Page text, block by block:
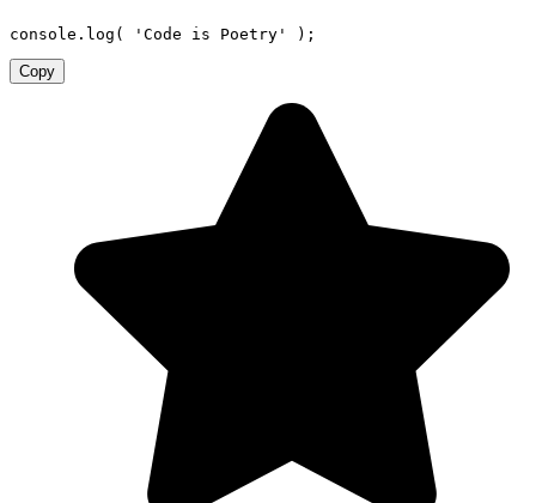
til
indhold
console . log ( 'Code is Poetry' ) ;
Copy